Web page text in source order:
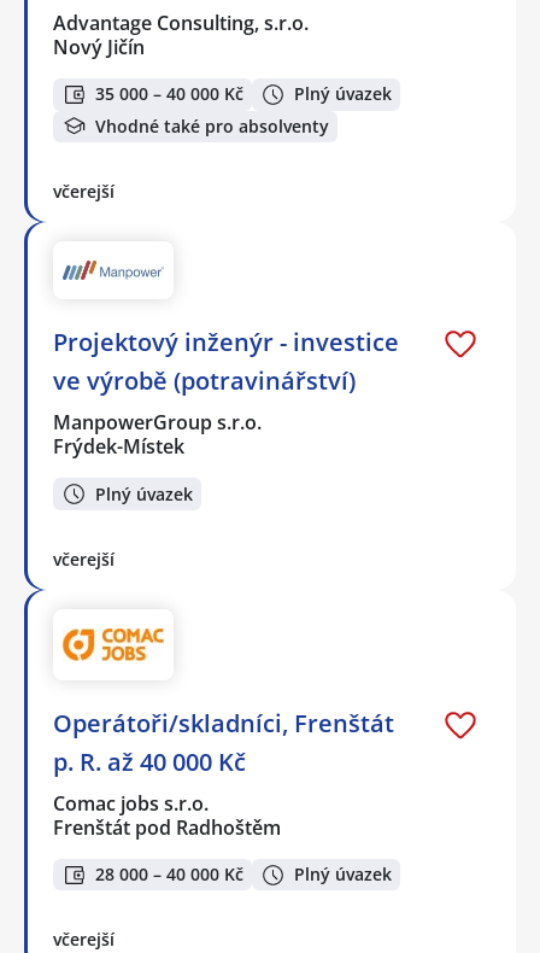
Advantage Consulting, s.r.o.
Nový Jičín
35 000 – 40 000 Kč
Plný úvazek
Vhodné také pro absolventy
včerejší
Projektový inženýr - investice
ve výrobě (potravinářství)
ManpowerGroup s.r.o.
Frýdek-Místek
Plný úvazek
včerejší
Operátoři/skladníci, Frenštát
p. R. až 40 000 Kč
Comac jobs s.r.o.
Frenštát pod Radhoštěm
28 000 – 40 000 Kč Plný úvazek
včerejší